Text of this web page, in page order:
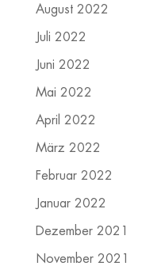
August 2022
Juli 2022
Juni 2022
Mai 2022
April 2022
März 2022
Februar 2022
Januar 2022
Dezember 2021
November 2021